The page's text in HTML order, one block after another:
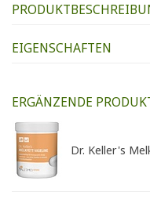
EIGENSCHAFTEN
ERGÄNZENDE
Dr. Keller's